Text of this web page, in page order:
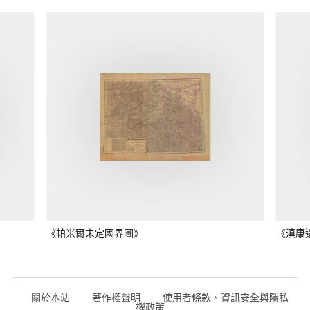
《帕米爾未定國界圖》 《滇
關於本站 著作權聲明 使用者條款、資訊安全與隱私
權政策